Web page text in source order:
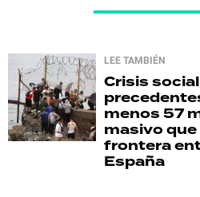
LEE TAMBIÉN
Crisis social
menos 57
masivo
frontera
España